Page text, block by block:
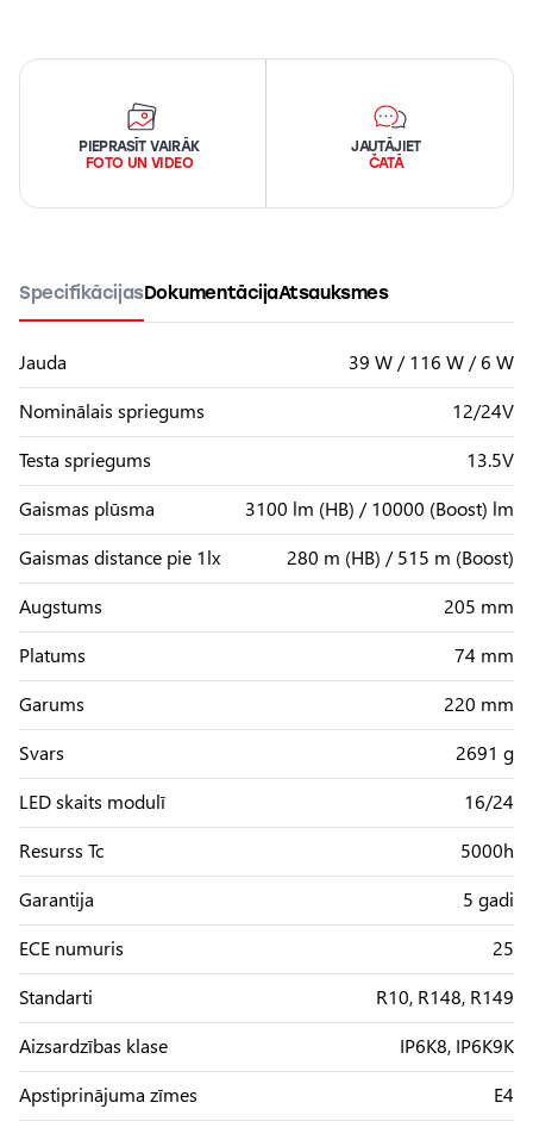
PIEPRASĪT VAIRĀK
FOTO UN VIDEO
JAUTĀJIET
ČATĀ
SpecifikācijasDokumentācijaAtsauksmes
Jauda
39 W / 116 W / 6 W
Nominālais spriegums
12/24V
Testa spriegums
13.5V
Gaismas plūsma
3100 lm (HB) / 10000 (Boost) lm
Gaismas distance pie 1lx
280 m (HB) / 515 m (Boost)
Augstums
205 mm
Platums
74 mm
Garums
220 mm
Svars
2691 g
LED skaits modulī
16/24
Resurss Tc
5000h
Garantija
5 gadi
ECE numuris
25
Standarti
R10, R148, R149
Aizsardzības klase
IP6K8, IP6K9K
Apstiprinājuma zīmes
E4